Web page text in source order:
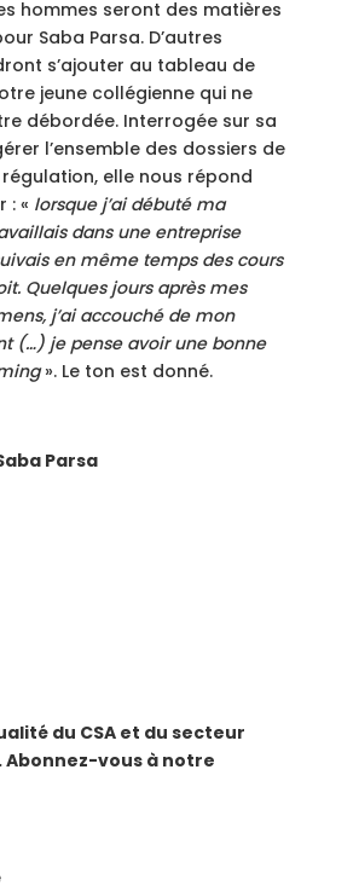
hommes seront des matières
Saba Parsa. D’autres
s’ajouter au tableau de
jeune collégienne qui ne
débordée. Interrogée sur sa
l’ensemble des dossiers de
elle nous répond
: « lorsque j’ai débuté ma
dans une entreprise
en même temps des cours
Quelques jours après mes
j’ai accouché de mon
(…) je pense avoir une bonne
». Le ton est donné.
Parsa
du CSA et du secteur
Abonnez-vous à notre